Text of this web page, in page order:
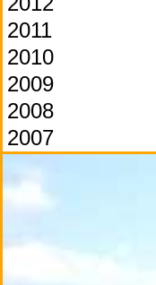
2011
2010
2009
2008
2007